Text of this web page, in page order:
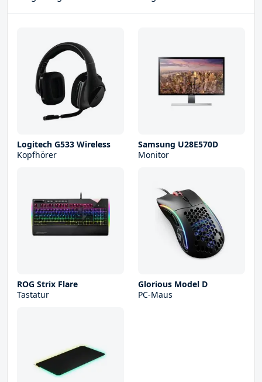
Logitech G533 Wireless
Kopfhörer
Samsung U28E570D
Monitor
ROG Strix Flare
Tastatur
Glorious Model D
PC-Maus